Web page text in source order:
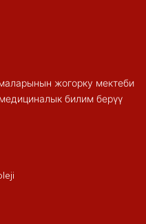
жогорку мектеби
билим берүү